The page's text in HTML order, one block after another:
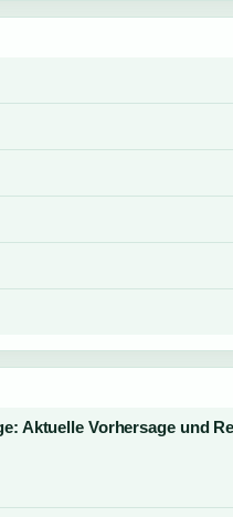
Aktuelle Vorhersage und